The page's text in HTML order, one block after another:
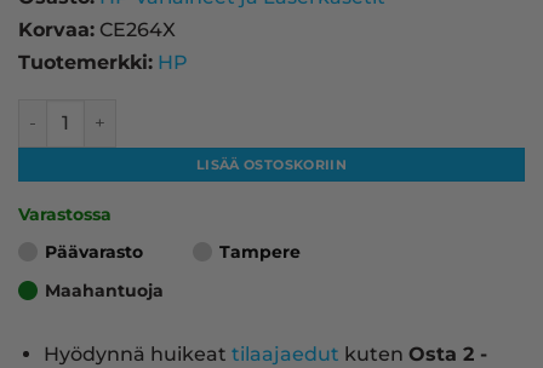
Korvaa: CE264X
Tuotemerkki: HP
HP 646X laserkasetti, musta – tarvike, premium määrä
LISÄÄ OSTOSKORIIN
Varastossa
Päävarasto
Tampere
Maahantuoja
Hyödynnä huikeat tilaajaedut kuten Osta 2 -